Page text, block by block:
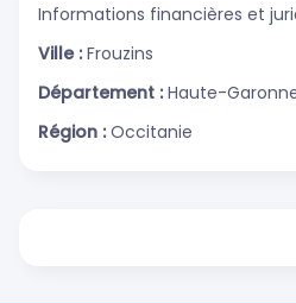
Informations financières et
Ville : Frouzins
Département : Haute-
Région : Occitanie